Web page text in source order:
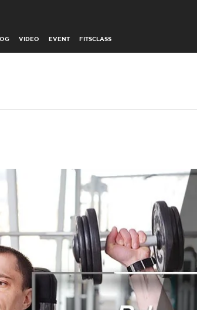
VIDEO EVENT FITSCLASS